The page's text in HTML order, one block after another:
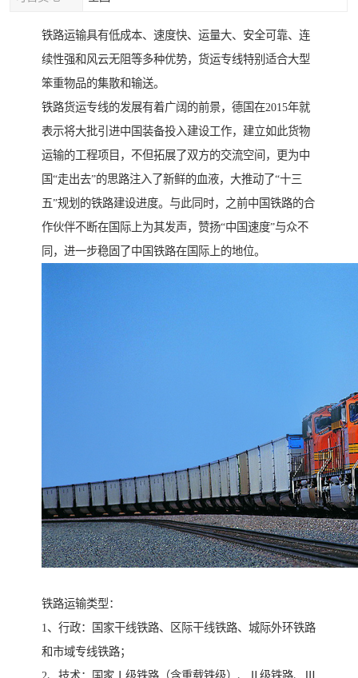
铁路运输具有低成本、速度快、运量大、安全可靠、连
续性强和风云无阻等多种优势，货运专线特别适合大型
笨重物品的集散和输送。
铁路货运专线的发展有着广阔的前景，德国在2015年就
表示将大批引进中国装备投入建设工作，建立如此货物
运输的工程项目，不但拓展了双方的交流空间，更为中
国“走出去”的思路注入了新鲜的血液，大推动了“十三
五”规划的铁路建设进度。与此同时，之前中国铁路的合
作伙伴不断在国际上为其发声，赞扬“中国速度”与众不
同，进一步稳固了中国铁路在国际上的地位。
铁路运输类型：
1、行政：国家干线铁路、区际干线铁路、城际外环铁路
和市域专线铁路；